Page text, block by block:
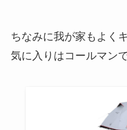
ちなみに我が家もよく
気に入りはコールマンで